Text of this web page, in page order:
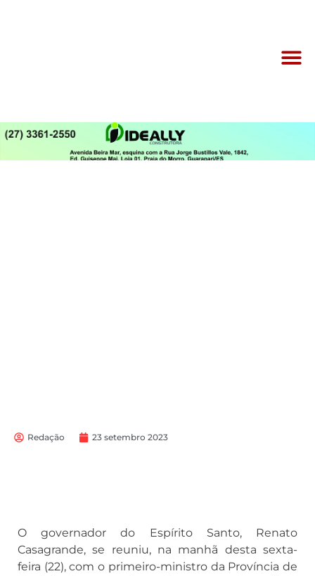
Redação 23 setembro 2023
O governador do Espírito Santo, Renato
Casagrande, se reuniu, na manhã desta sexta-
feira (22), com o primeiro-ministro da Província de